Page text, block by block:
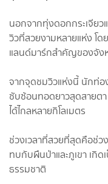
นอกจากทุ่งดอกกระเจีย
วิวที่สวยงามหลายแห่ง โ
แลนด์มาร์กสำคัญของจัง
จากจุดชมวิวแห่งนี้ นักท่อ
ซับซ้อนทอดยาวสุดสายตา
ได้ไกลหลายกิโลเมตร
ช่วงเวลาที่สวยที่สุดคือช่วง
ทบกับผืนป่าและภูเขา เกิ
ธรรมชาติ